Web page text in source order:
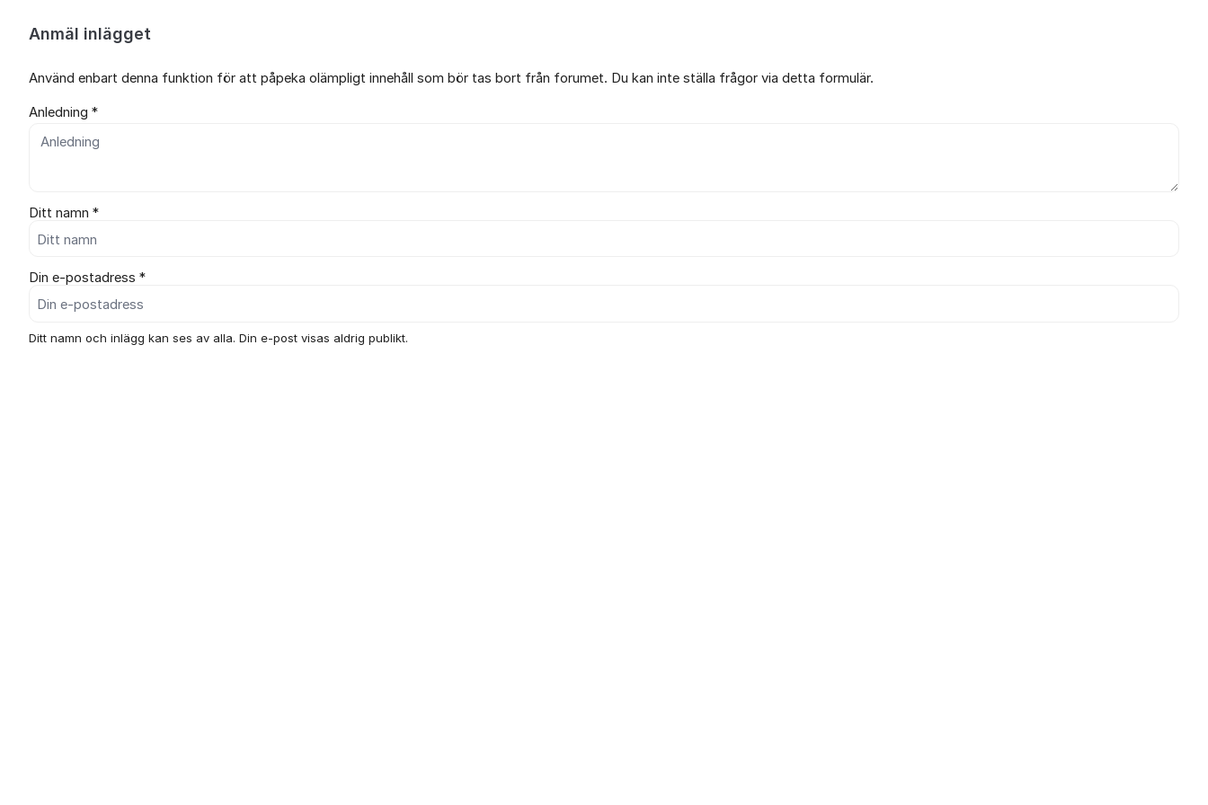
Anmäl inlägget
Använd enbart denna funktion för att påpeka olämpligt innehåll som bör tas bort från forumet. Du kan inte ställa frågor via detta formulär.
Anledning *
Ditt namn *
Din e-postadress *
Ditt namn och inlägg kan ses av alla. Din e-post visas aldrig publikt.